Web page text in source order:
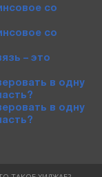
со
со
– это
в одну
в одну